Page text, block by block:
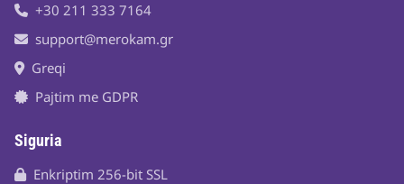
+30 211 333 7164
support@merokam.gr
Greqi
Pajtim me GDPR
Siguria
Enkriptim 256-bit SSL